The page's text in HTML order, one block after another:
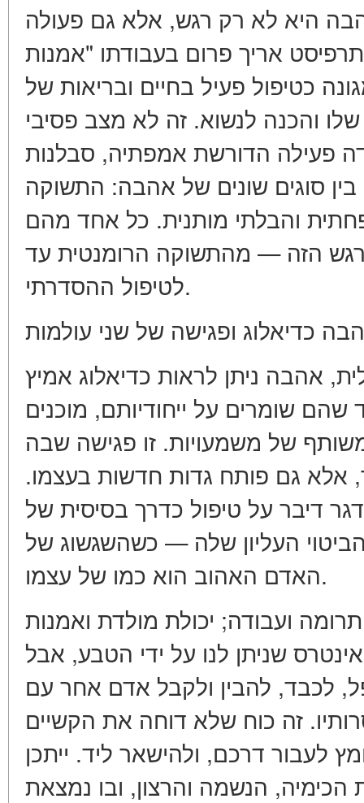
היא לא רק רגש, אלא גם פעולה
אריך פרום בעבודתו "אמנות
כטיפול פעיל בחיים ובריאות של
והכנה לנשוא. זה לא מצב פסיבי
פעילה הדורשת אמפתיה, סבלנות
בין סוגים שונים של אהבה: התשוקה
והבלתי מותנית. כל אחד מהם
הזה — מהתשוקה הרומנטית עד
לטיפול ההסדרתי.
כדיאלוג ופגישה של שני עולמות
אהבה ניתן לראות כדיאלוג אמיץ
שומרים על ייחודיותם, מוכנים
של משמעויות. זו פגישה שבה
גם פותח גדות חדשות בעצמו.
דיבר על טיפול כדרך בסיסית של
העליון שלה — כשהשגשוג של
האדם האהוב הוא כמו של עצמו.
ועבודה; יכולת מולדת ואמנות
שניתן לנו על ידי הטבע, אבל
לכבד, להבין ולקבל אדם אחר עם
זה כוח שלא דוחה את הקשיים
לעבור דרכם, ולהישאר ליד. ייתכן
הנשמה והרצון, ובו נמצאת